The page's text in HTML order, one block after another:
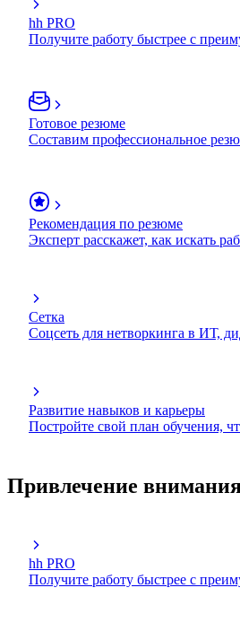
hh PRO
Получите работу быстрее с
Готовое резюме
Составим профессиональное
Рекомендация по резюме
Эксперт расскажет, как искать
Сетка
Соцсеть для нетворкинга в ИТ,
Развитие навыков и карьеры
Постройте свой план обучения,
Привлечение внимания
hh PRO
Получите работу быстрее с